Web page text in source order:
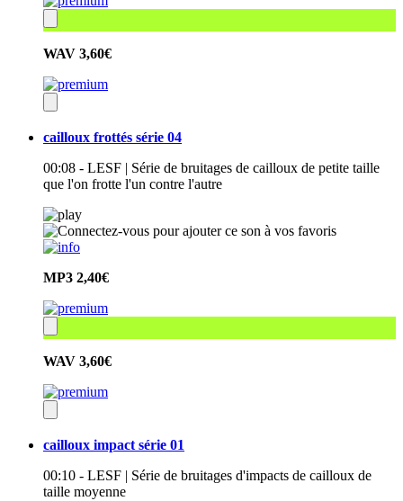
WAV 3,60€
cailloux frottés série 04
00:08 - LESF | Série de bruitages de cailloux de petite taille
que l'on frotte l'un contre l'autre
MP3 2,40€
WAV 3,60€
cailloux impact série 01
00:10 - LESF | Série de bruitages d'impacts de cailloux de
taille moyenne